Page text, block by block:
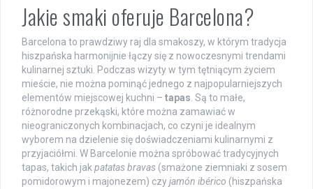
Jakie smaki oferuje Barcelona?
Barcelona to prawdziwy raj dla smakoszy, w którym tradycja
hiszpańska harmonijnie łączy się z nowoczesnymi trendami
kulinarnej sztuki. Podczas wizyty w tym tętniącym życiem
mieście, nie można pominąć jednego z najpopularniejszych
elementów miejscowej kuchni – tapas. Są to małe,
różnorodne przekąski, które można zamawiać w
nieograniczonych kombinacjach, co czyni je idealnym
wyborem na dzielenie się doświadczeniami kulinarnymi z
przyjaciółmi. W Barcelonie można spróbować tradycyjnych
tapas, takich jakpatatas bravas (smażone ziemniaki z sosem
pomidorowym i majonezem) czyjamón ibérico (hiszpańska